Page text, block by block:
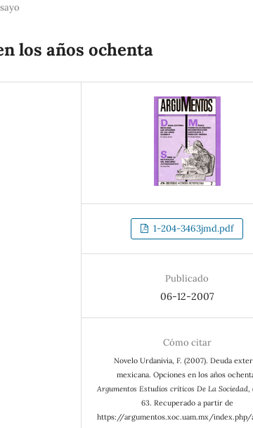
los años ochenta
1-204-3463jmd.pdf
Publicado
06-12-2007
Cómo citar
Novelo Urdanivia, F. (2007). Deuda
mexicana. Opciones en los años
Argumentos Estudios críticos De La Sociedad,
63. Recuperado a partir de
https://argumentos.xoc.uam.mx/index.php/